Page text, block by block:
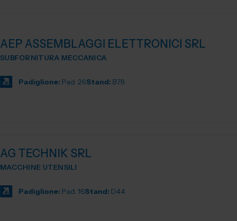
AEP ASSEMBLAGGI ELETTRONICI SRL
SUBFORNITURA MECCANICA
Padiglione: Pad. 26Stand: B78
AG TECHNIK SRL
MACCHINE UTENSILI
Padiglione: Pad. 16Stand: D44